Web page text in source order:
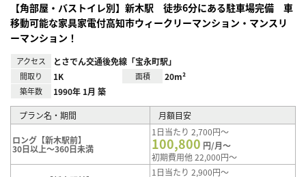
【角部屋・バストイレ別】新木駅 徒歩6分にある駐車場完備 車
移動可能な家具家電付高知市ウィークリーマンション・マンスリ
ーマンション！
アクセス とさでん交通後免線「宝永町駅」
間取り 1K 面積 20m²
築年数 1990年 1月 築
プラン名・期間 月額目安
ロング【新木駅前】
30日以上～360日未満
1日当たり 2,700円～
100,800 円/月～
初期費用他 22,000円～
1日当たり 2,900円～